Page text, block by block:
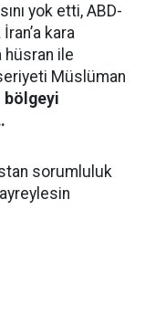
yok etti, ABD-
kara
hüsran ile
Müslüman
bölgeyi
sorumluluk